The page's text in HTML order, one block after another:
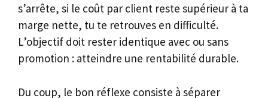
s’arrête, si le coût par client reste supérieur à ta
marge nette, tu te retrouves en difficulté.
L’objectif doit rester identique avec ou sans
promotion : atteindre une rentabilité durable.
Du coup, le bon réflexe consiste à séparer